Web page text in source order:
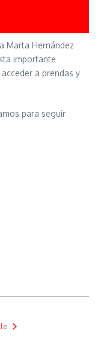
Marta Hernández
importante
a prendas y
para seguir